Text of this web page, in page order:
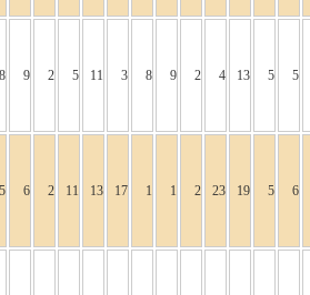
9 2 5 11 3 8 9 2 4 13 5 5
5 6 2 11 13 17 1 1 2 23 19 5 6